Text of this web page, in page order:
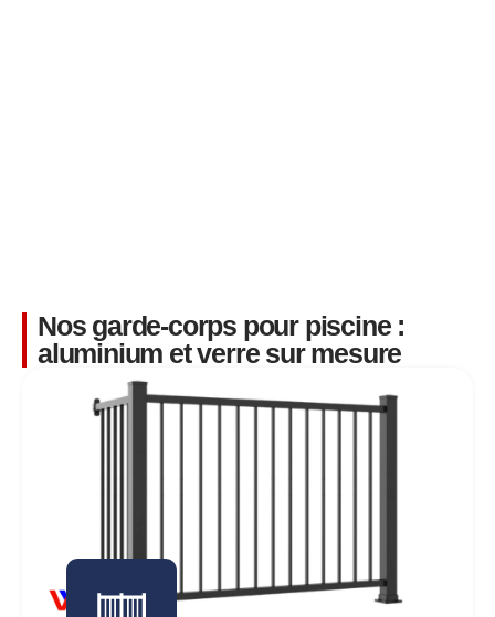
Nos garde-corps pour piscine :
aluminium et verre sur mesure